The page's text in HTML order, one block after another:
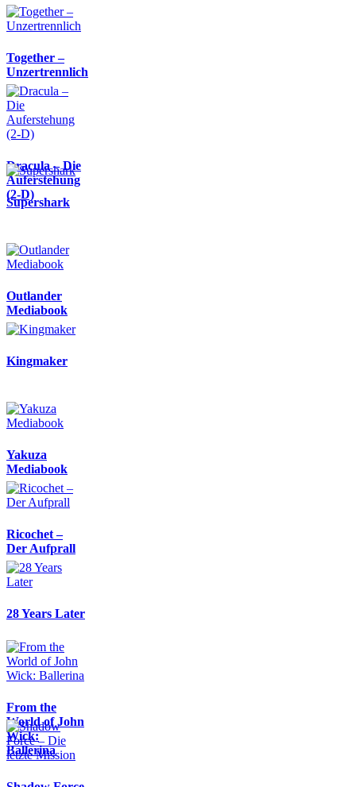
Together –
Unzertrennlich
Dracula – Die
Auferstehung
(2-D)
Supershark
Outlander
Mediabook
Kingmaker
Yakuza
Mediabook
Ricochet –
Der Aufprall
28 Years Later
From the
World of John
Wick:
Ballerina